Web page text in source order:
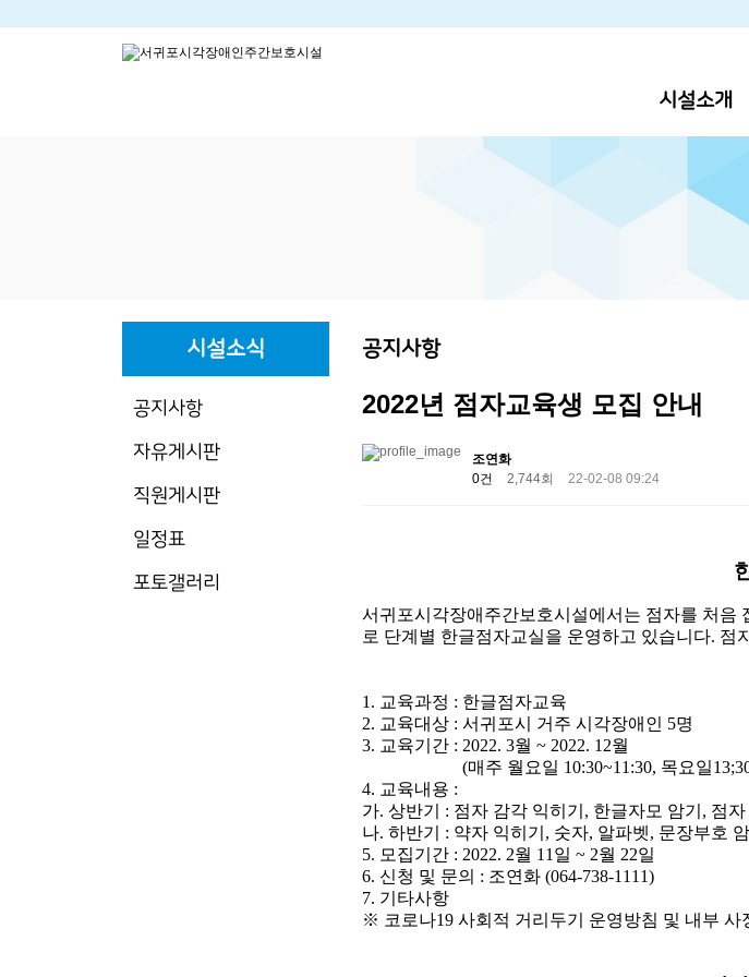
시설소개
시설소식
공지사항
자유게시판
직원게시판
일정표
포토갤러리
공지사항
2022년 점자교육생 모집 안내
조연화
0건
2,744회 22-02-08 09:24
서귀포시각장애주간보호시설에서는 점자를 처음
로 단계별 한글점자교실을 운영하고 있습니다. 점
1. 교육과정 : 한글점자교육
2. 교육대상 : 서귀포시 거주 시각장애인 5명
3. 교육기간 : 2022. 3월 ~ 2022. 12월
(매주 월요일 10:30~11:30, 목요일
4. 교육내용 :
가. 상반기 : 점자 감각 익히기 , 한글자모 암기 , 점자
나. 하반기 : 약자 익히기 , 숫자, 알파벳, 문장부호
5. 모집기간 : 2022. 2월 11 일 ~ 2월 22일
6. 신청 및 문의 : 조연화 (064-738-1111)
7. 기타사항
※ 코로나19 사회적 거리두기 운영방침 및 내부 사